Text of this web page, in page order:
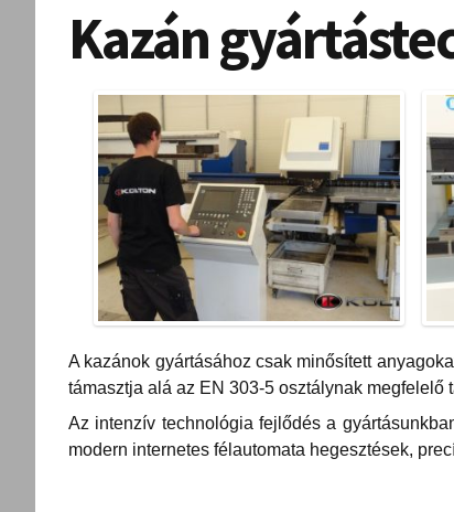
Kazán
A kazánok gyártásához csak minősített
támasztja alá az EN 303-5 osztálynak
Az intenzív technológia fejlődés a
modern internetes félautomata hegesztések,